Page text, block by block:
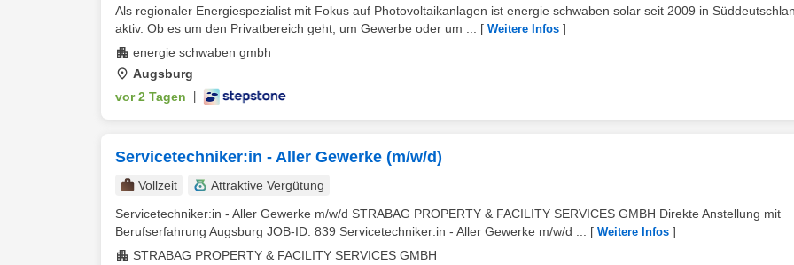
Als regionaler Energiespezialist mit Fokus auf Photovoltaikanlagen ist energie schwaben solar seit 2009 in
aktiv. Ob es um den Privatbereich geht, um Gewerbe oder um ...
[ Weitere Infos ]
energie schwaben gmbh
Augsburg
vor 2 Tagen
Servicetechniker:in - Aller Gewerke (m/w/d)
Vollzeit
Attraktive Vergütung
Servicetechniker:in - Aller Gewerke m/w/d STRABAG PROPERTY & FACILITY SERVICES GMBH Direkte Anstellung mit
Berufserfahrung Augsburg JOB-ID: 839 Servicetechniker:in - Aller Gewerke m/w/d ...
[ Weitere Infos ]
STRABAG PROPERTY & FACILITY SERVICES GMBH